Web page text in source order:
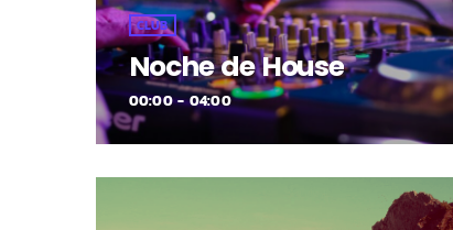
CLUB
Noche de House
00:00 - 04:00